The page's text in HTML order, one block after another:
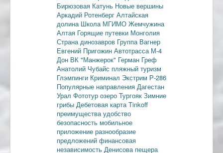
Бирюзовая Катунь Новые вершины
Аркадий Ротенберг Алтайская
долина Школа МГИМО Жемчужина
Алтая Горящие путевки Монголия
Страна динозавров Группа Вагнер
Евгений Пригожин Автотрасса М-4
Дон ВК "Манжерок" Герман Греф
Анатолий Чубайс пляжный туризм
Глэмпинги Криминал Экстрим Р-286
Популярные направления Дагестан
Урал Фототур озеро Тургояк Зимние
грибы Дебетовая карта Tinkoff
преимущества удобство
безопасность мобильное
приложение разнообразие
предложений финансовая
независимость Денисова пещера